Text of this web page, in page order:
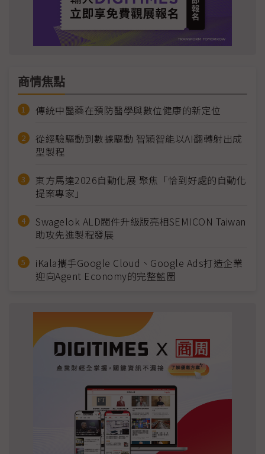
商情焦點
傳統中醫藥在預防醫學與數位健康的新定位
從經驗驅動到數據驅動 智穎智能以AI翻轉射出成
型製程
東方馬達2026自動化展 聚焦「恰到好處的自動化
提案專家」
Swagelok ALD閥件升級版亮相SEMICON Taiwan
助攻先進製程發展
iKala攜手Google Cloud、Google Ads打造企業
迎向Agent Economy的完整藍圖